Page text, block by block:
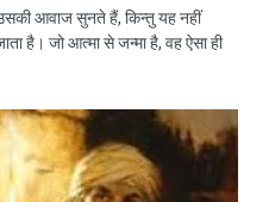
आवाज सुनते हैं, किन्तु यह नहीं
है। जो आत्मा से जन्मा है, वह ऐसा ही